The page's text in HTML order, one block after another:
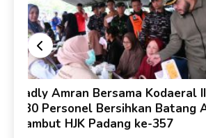
Fadly Amran Bersama Kodaeral
330 Personel Bersihkan Batang
Sambut HJK Padang ke-357